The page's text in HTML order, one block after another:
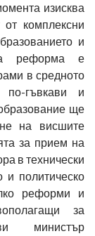
изисква
комплексни
и
реформа е
в средното
гъвкави и
ще
на висшите
за прием на
в технически
и политическо
реформи и
за
министър